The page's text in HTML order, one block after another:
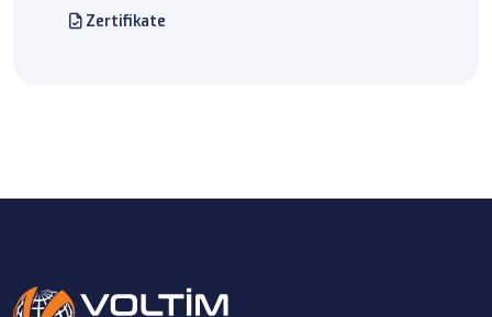
Zertifikate